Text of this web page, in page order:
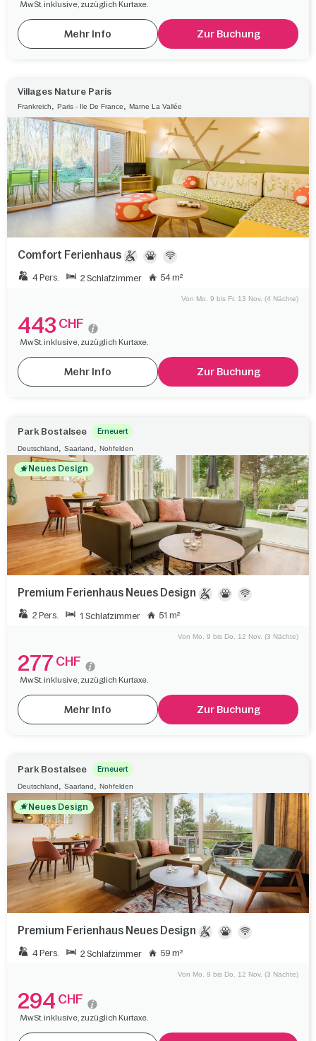
MwSt. inklusive, zuzüglich Kurtaxe.
Mehr Info Zur Buchung
Villages Nature Paris
Frankreich Paris - Ile De France Marne La Vallée
Comfort Ferienhaus
4 Pers. 2 Schlafzimmer 54 m²
Von Mo. 9 bis Fr. 13 Nov. (4 Nächte)
443 CHF
MwSt. inklusive, zuzüglich Kurtaxe.
Mehr Info Zur Buchung
Park Bostalsee Erneuert
Deutschland Saarland Nohfelden
Neues Design
Premium Ferienhaus Neues Design
2 Pers. 1 Schlafzimmer 51 m²
Von Mo. 9 bis Do. 12 Nov. (3 Nächte)
277 CHF
MwSt. inklusive, zuzüglich Kurtaxe.
Mehr Info Zur Buchung
Park Bostalsee Erneuert
Deutschland, Saarland, Nohfelden
Neues Design
Premium Ferienhaus Neues Design
4 Pers. 2 Schlafzimmer 59 m²
Von Mo. 9 bis Do. 12 Nov. (3 Nächte)
294 CHF
MwSt. inklusive, zuzüglich Kurtaxe.